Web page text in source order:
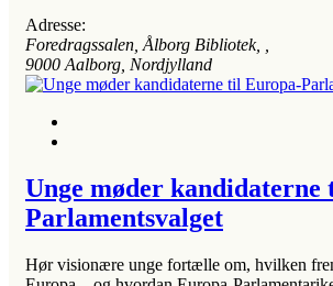
Adresse:
Foredragssalen, Ålborg Bibliotek, ,
9000 Aalborg, Nordjylland
Unge møder
Parlamentsvalget
Hør visionære unge fortælle om, hvilken